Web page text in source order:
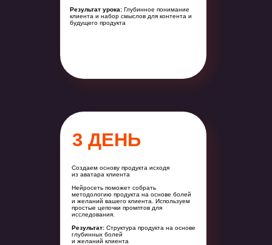
3 ДЕНЬ
Создаем основу продукта исходя
из аватара клиента
Нейросеть поможет собрать
методологию продукта на основе болей
и желаний вашего клиента. Используем
простые цепочки промптов для
исследования.
Результат: Структура продукта на основе
глубинных болей
и желаний клиента
Результат урока: Глубинное понимание
клиента и набор смыслов для контента и
будущего продукта